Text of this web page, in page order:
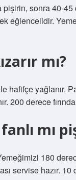
pişirin, sonra 40-
eğlencelidir.
mı?
hafifçe yağlanır.
200 derece
mı
180
servise hazır.